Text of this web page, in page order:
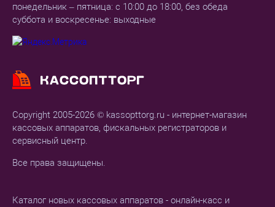
Copyright 2005-2026 © kassopttorg.ru - интернет-магазин
кассовых аппаратов, фискальных регистраторов и
сервисный центр.
Все права защищены.
Каталог новых кассовых аппаратов - онлайн-касс и
понедельник – пятница: с 10:00 до 18:00, без обеда
суббота и воскресенье: выходные